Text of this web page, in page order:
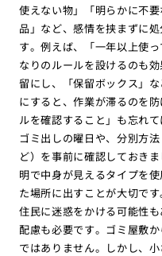
使えない物」「明らかに不
品」など、感情を挟まずに
す。例えば、「一年以上使
なりのルールを設けるのも
留にし、「保留ボックス」
にすると、作業が滞るのを
ルを確認すること」も忘れ
ゴミ出しの曜日や、分別方
ど）を事前に確認しておき
明で中身が見えるタイプを
た場所に出すことが大切で
住民に迷惑をかける可能性
配慮も必要です。ゴミ屋敷
ではありません。しかし、